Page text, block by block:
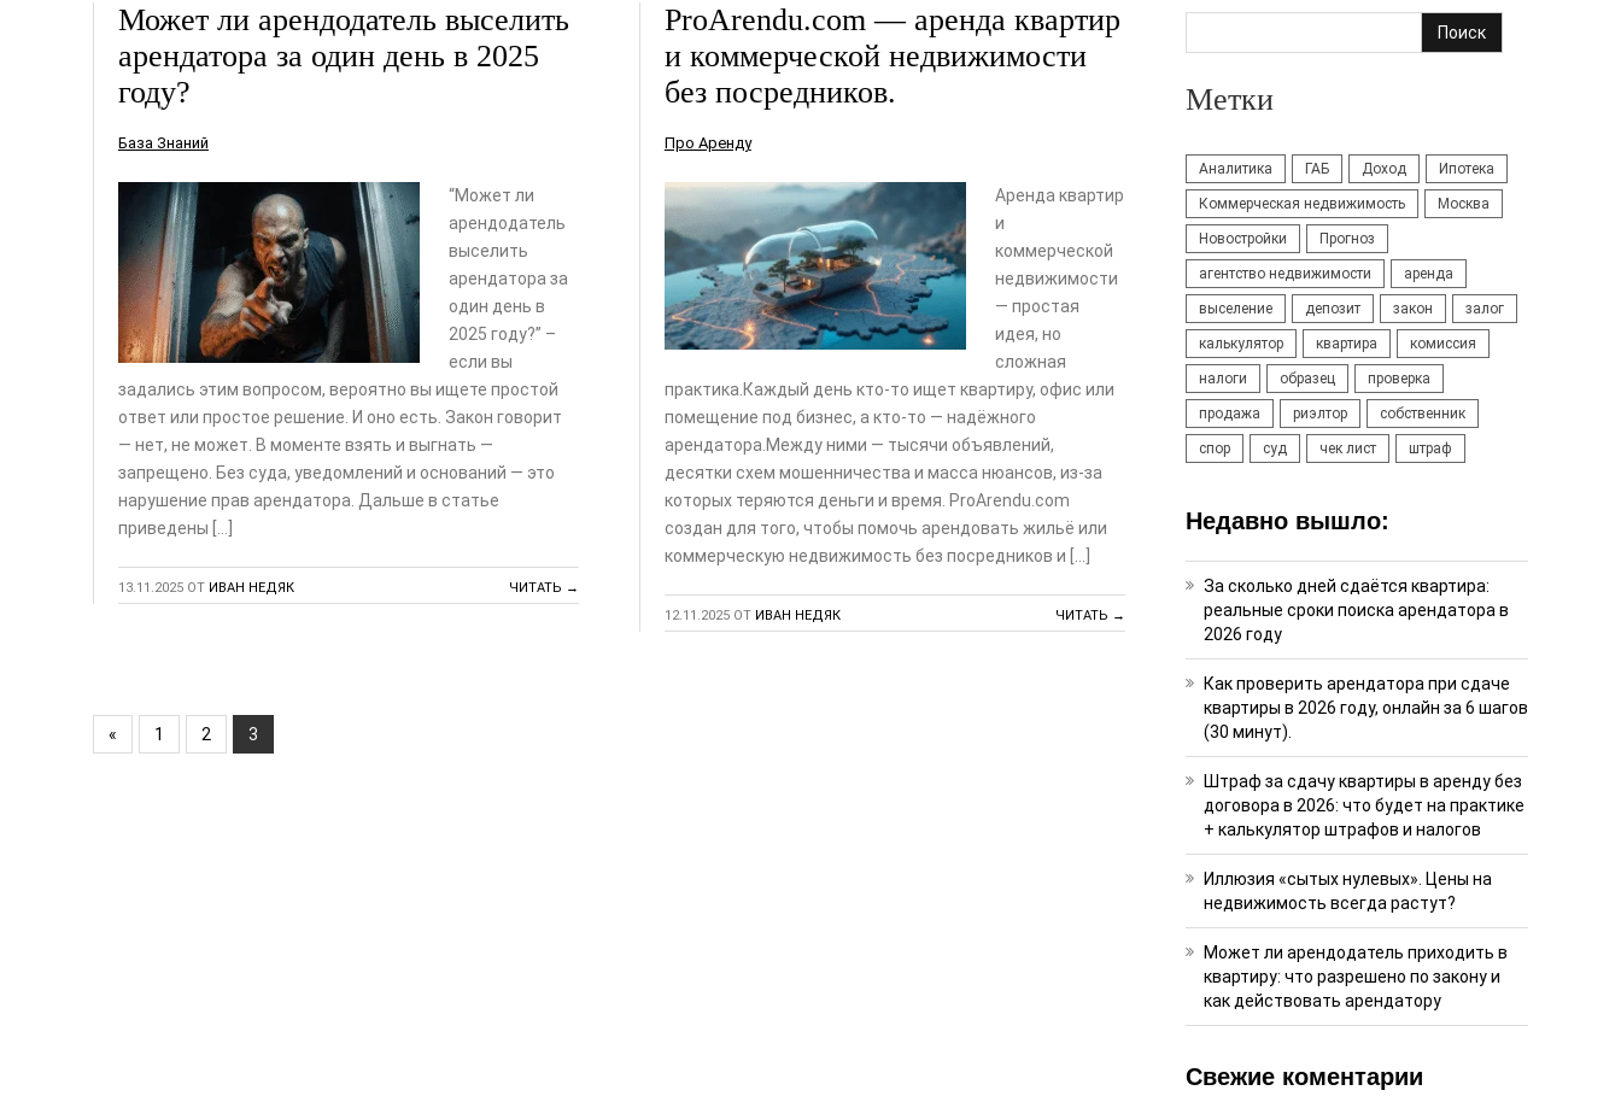
Может ли арендодатель выселить
арендатора за один день в 2025
году?
База Знаний
“Может ли
арендодатель
выселить
арендатора за
один день в
2025 году?” –
если вы
задались этим вопросом, вероятно вы ищете простой
ответ или простое решение. И оно есть. Закон говорит
— нет, не может. В моменте взять и выгнать —
запрещено. Без суда, уведомлений и оснований — это
нарушение прав арендатора. Дальше в статье
приведены […]
13.11.2025 ОТ ИВАН НЕДЯК ЧИТАТЬ →
ProArendu.com — аренда квартир
и коммерческой недвижимости
без посредников.
Про Аренду
Аренда квартир
и
коммерческой
недвижимости
— простая
идея, но
сложная
практика.Каждый день кто-то ищет квартиру, офис или
помещение под бизнес, а кто-то — надёжного
арендатора.Между ними — тысячи объявлений,
десятки схем мошенничества и масса нюансов, из-за
которых теряются деньги и время. ProArendu.com
создан для того, чтобы помочь арендовать жильё или
коммерческую недвижимость без посредников и […]
12.11.2025 ОТ ИВАН НЕДЯК ЧИТАТЬ →
« 1 2 3
Поиск
Метки
Аналитика ГАБ Доход Ипотека
Коммерческая недвижимость Москва
Новостройки Прогноз
агентство недвижимости аренда
выселение депозит закон залог
калькулятор квартира комиссия
налоги образец проверка
продажа риэлтор собственник
спор суд чек лист штраф
Недавно вышло:
За сколько дней сдаётся квартира:
реальные сроки поиска арендатора в
2026 году
Как проверить арендатора при сдаче
квартиры в 2026 году, онлайн за 6 шагов
(30 минут).
Штраф за сдачу квартиры в аренду без
договора в 2026: что будет на практике
+ калькулятор штрафов и налогов
Иллюзия «сытых нулевых». Цены на
недвижимость всегда растут?
Может ли арендодатель приходить в
квартиру: что разрешено по закону и
как действовать арендатору
Свежие коментарии